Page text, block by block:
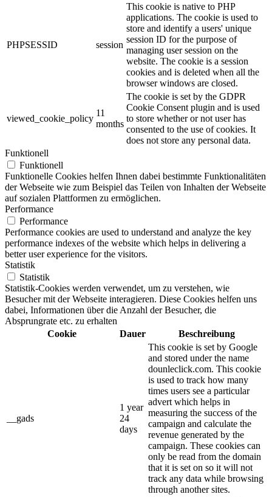
PHPSESSID session
This cookie is native to PHP
applications. The cookie is used to
store and identify a users' unique
session ID for the purpose of
managing user session on the
website. The cookie is a session
cookies and is deleted when all the
browser windows are closed.
viewed_cookie_policy
11
months
The cookie is set by the GDPR
Cookie Consent plugin and is used
to store whether or not user has
consented to the use of cookies. It
does not store any personal data.
Funktionell
Funktionell
Funktionelle Cookies helfen Ihnen dabei bestimmte Funktionalitäten
der Webseite wie zum Beispiel das Teilen von Inhalten der Webseite
auf sozialen Plattformen zu ermöglichen.
Performance
Performance
Performance cookies are used to understand and analyze the key
performance indexes of the website which helps in delivering a
better user experience for the visitors.
Statistik
Statistik
Statistik-Cookies werden verwendet, um zu verstehen, wie
Besucher mit der Webseite interagieren. Diese Cookies helfen uns
dabei, Informationen über die Anzahl der Besucher, die
Absprungrate etc. zu erhalten
Cookie
Dauer Beschreibung
__gads
1 year
24
days
This cookie is set by Google
and stored under the name
dounleclick.com. This cookie
is used to track how many
times users see a particular
advert which helps in
measuring the success of the
campaign and calculate the
revenue generated by the
campaign. These cookies can
only be read from the domain
that it is set on so it will not
track any data while browsing
through another sites.